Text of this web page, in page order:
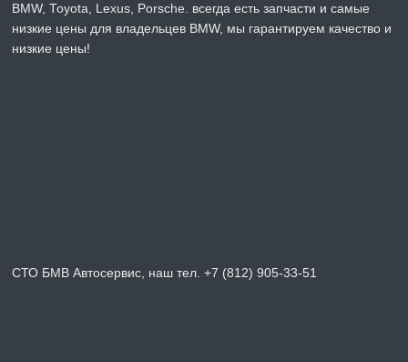
BMW, Toyota, Lexus, Porsche. всегда есть запчасти и самые
низкие цены для владельцев BMW, мы гарантируем качество и
низкие цены!
СТО БМВ Автосервис, наш тел. +7 (812) 905-33-51